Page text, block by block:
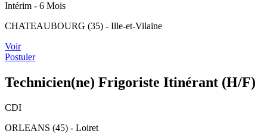
Intérim - 6 Mois
CHATEAUBOURG (35) - Ille-et-Vilaine
Voir
Postuler
Technicien(ne) Frigoriste Itinérant (H/F)
CDI
ORLEANS (45) - Loiret